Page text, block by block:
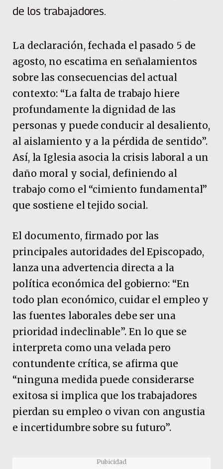
de los trabajadores.
La declaración, fechada el pasado 5 de
agosto, no escatima en señalamientos
sobre las consecuencias del actual
contexto: “La falta de trabajo hiere
profundamente la dignidad de las
personas y puede conducir al desaliento,
al aislamiento y a la pérdida de sentido”.
Así, la Iglesia asocia la crisis laboral a un
daño moral y social, definiendo al
trabajo como el “cimiento fundamental”
que sostiene el tejido social.
El documento, firmado por las
principales autoridades del Episcopado,
lanza una advertencia directa a la
política económica del gobierno: “En
todo plan económico, cuidar el empleo y
las fuentes laborales debe ser una
prioridad indeclinable”. En lo que se
interpreta como una velada pero
contundente crítica, se afirma que
“ninguna medida puede considerarse
exitosa si implica que los trabajadores
pierdan su empleo o vivan con angustia
e incertidumbre sobre su futuro”.
Pubicidad